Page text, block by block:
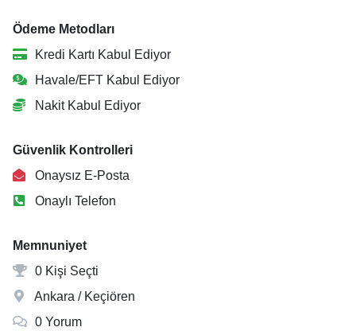
Ödeme Metodları
Kredi Kartı Kabul Ediyor
Havale/EFT Kabul Ediyor
Nakit Kabul Ediyor
Güvenlik Kontrolleri
Onaysız E-Posta
Onaylı Telefon
Memnuniyet
0 Kişi Seçti
Ankara / Keçiören
0 Yorum